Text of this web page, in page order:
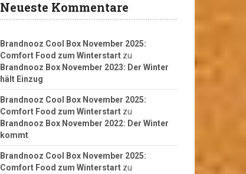
Neueste Kommentare
Brandnooz Cool Box November 2025:
Comfort Food zum Winterstart zu
Brandnooz Box November 2023: Der Winter
hält Einzug
Brandnooz Cool Box November 2025:
Comfort Food zum Winterstart zu
Brandnooz Box November 2022: Der Winter
kommt
Brandnooz Cool Box November 2025:
Comfort Food zum Winterstart zu